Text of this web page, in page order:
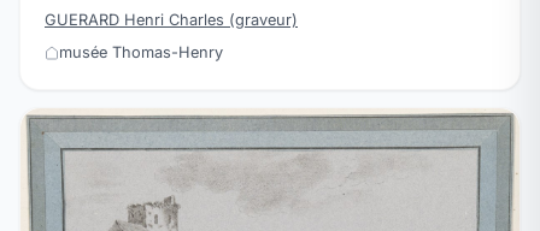
GUERARD Henri Charles (graveur)
musée Thomas-Henry